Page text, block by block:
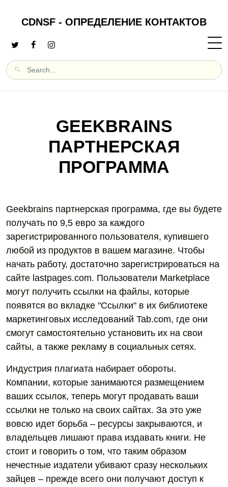
CDNSF - ОПРЕДЕЛЕНИЕ КОНТАКТОВ
GEEKBRAINS
ПАРТНЕРСКАЯ
ПРОГРАММА
Geekbrains партнерская программа, где вы будете
получать по 9,5 евро за каждого
зарегистрированного пользователя, купившего
любой из продуктов в вашем магазине. Чтобы
начать работу, достаточно зарегистрироваться на
сайте lastpages.com. Пользователи Marketplace
могут получить ссылки на файлы, которые
появятся во вкладке "Ссылки" в их библиотеке
маркетинговых исследований Tab.com, где они
смогут самостоятельно установить их на свои
сайты, а также рекламу в социальных сетях.
Индустрия плагиата набирает обороты.
Компании, которые занимаются размещением
ваших ссылок, теперь могут продавать ваши
ссылки не только на своих сайтах. За это уже
вовсю идет борьба – ресурсы закрываются, и
владельцев лишают права издавать книги. Не
стоит и говорить о том, что таким образом
нечестные издатели убивают сразу нескольких
зайцев – прежде всего они получают доступ к